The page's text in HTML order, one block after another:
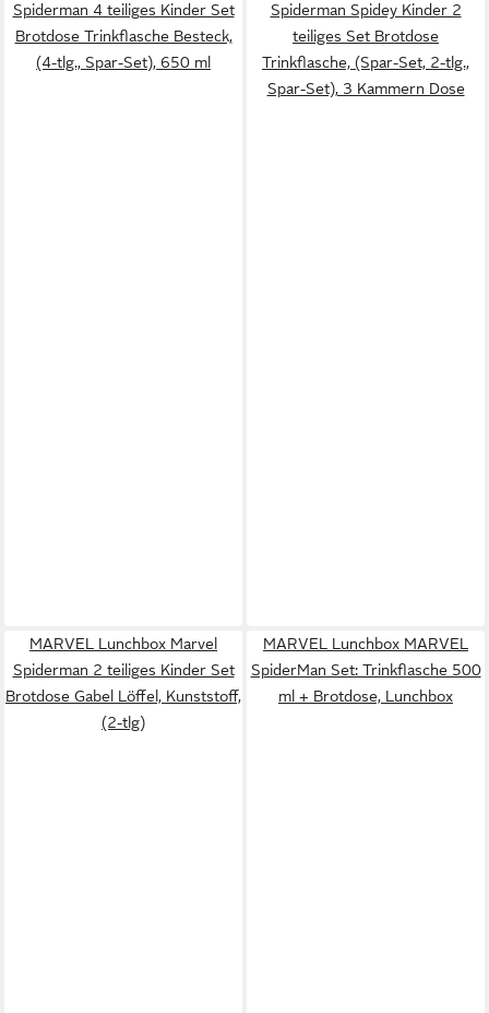
Spiderman 4 teiliges Kinder Set
Brotdose Trinkflasche Besteck,
(4-tlg., Spar-Set), 650 ml
Spiderman Spidey Kinder 2
teiliges Set Brotdose
Trinkflasche, (Spar-Set, 2-tlg.,
Spar-Set), 3 Kammern Dose
MARVEL Lunchbox Marvel
Spiderman 2 teiliges Kinder Set
Brotdose Gabel Löffel, Kunststoff,
(2-tlg)
MARVEL Lunchbox MARVEL
SpiderMan Set: Trinkflasche 500
ml + Brotdose, Lunchbox